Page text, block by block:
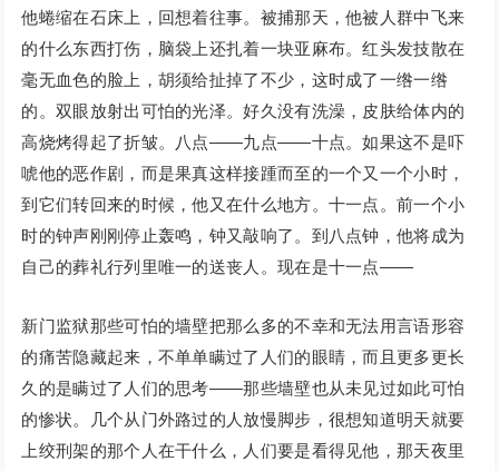
他蜷缩在石床上，回想着往事。被捕那天，他被人群中飞来
的什么东西打伤，脑袋上还扎着一块亚麻布。红头发技散在
毫无血色的脸上，胡须给扯掉了不少，这时成了一绺一绺
的。双眼放射出可怕的光泽。好久没有洗澡，皮肤给体内的
高烧烤得起了折皱。八点——九点——十点。如果这不是吓
唬他的恶作剧，而是果真这样接踵而至的一个又一个小时，
到它们转回来的时候，他又在什么地方。十一点。前一个小
时的钟声刚刚停止轰鸣，钟又敲响了。到八点钟，他将成为
自己的葬礼行列里唯一的送丧人。现在是十一点——
新门监狱那些可怕的墙壁把那么多的不幸和无法用言语形容
的痛苦隐藏起来，不单单瞒过了人们的眼睛，而且更多更长
久的是瞒过了人们的思考——那些墙壁也从未见过如此可怕
的惨状。几个从门外路过的人放慢脚步，很想知道明天就要
上绞刑架的那个人在干什么，人们要是看得见他，那天夜里